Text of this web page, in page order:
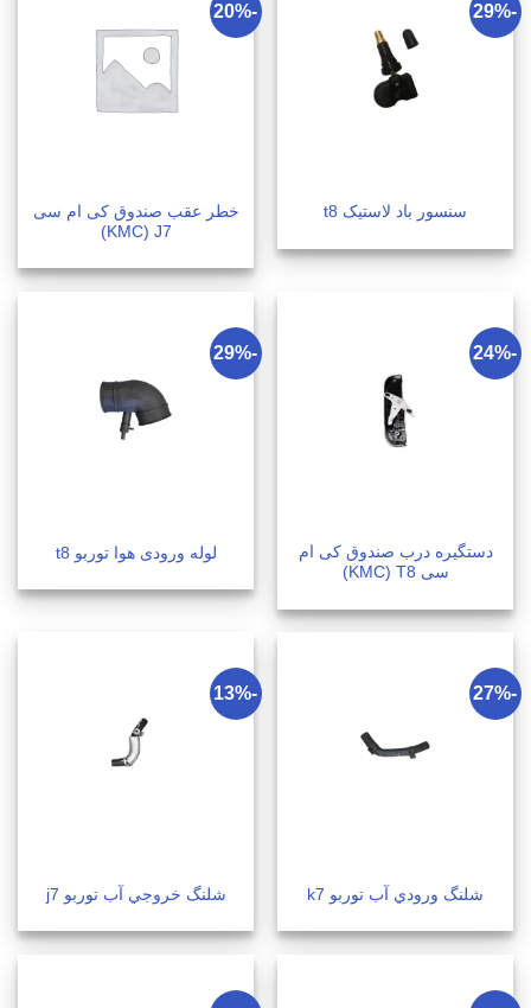
-29%
سنسور باد لاستیک t8
-20%
خطر عقب صندوق کی ام سی
KMC) J7)
-24%
دستگیره درب صندوق کی ام
سی KMC) T8)
-29%
لوله ورودی هوا توربو t8
-27%
شلنگ ورودي آب توربو k7
-13%
شلنگ خروجي آب توربو j7